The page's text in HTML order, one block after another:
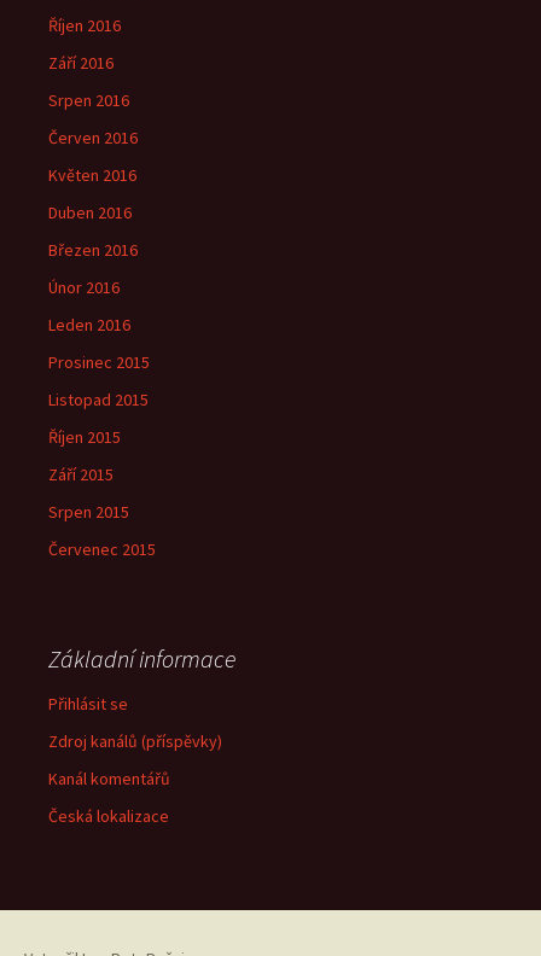
Říjen 2016
Září 2016
Srpen 2016
Červen 2016
Květen 2016
Duben 2016
Březen 2016
Únor 2016
Leden 2016
Prosinec 2015
Listopad 2015
Říjen 2015
Září 2015
Srpen 2015
Červenec 2015
Základní informace
Přihlásit se
Zdroj kanálů (příspěvky)
Kanál komentářů
Česká lokalizace